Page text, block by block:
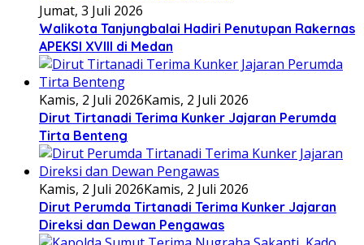
Jumat, 3 Juli 2026
Walikota Tanjungbalai Hadiri Penutupan Rakernas
APEKSI XVIII di Medan
Kamis, 2 Juli 2026Kamis, 2 Juli 2026
Dirut Tirtanadi Terima Kunker Jajaran Perumda
Tirta Benteng
Kamis, 2 Juli 2026Kamis, 2 Juli 2026
Dirut Perumda Tirtanadi Terima Kunker Jajaran
Direksi dan Dewan Pengawas